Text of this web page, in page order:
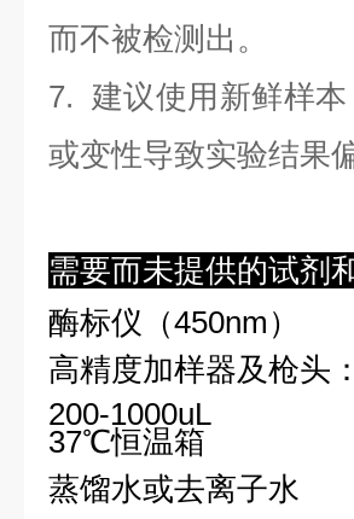
而不被检测出。
7. 建议使用新鲜样
或变性导致实验结果
需要而未提供的试剂
酶标仪（450nm）
高精度加样器及枪头
200-1000uL
37℃恒温箱
蒸馏水或去离子水